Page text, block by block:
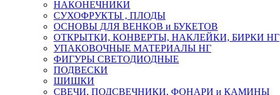
НАКОНЕЧНИКИ
СУХОФРУКТЫ , ПЛОДЫ
ОСНОВЫ ДЛЯ ВЕНКОВ и БУКЕТОВ
ОТКРЫТКИ, КОНВЕРТЫ, НАКЛЕЙКИ, БИРКИ НГ
УПАКОВОЧНЫЕ МАТЕРИАЛЫ НГ
ФИГУРЫ СВЕТОДИОДНЫЕ
ПОДВЕСКИ
ШИШКИ
СВЕЧИ, ПОДСВЕЧНИКИ, ФОНАРИ и КАМИНЫ